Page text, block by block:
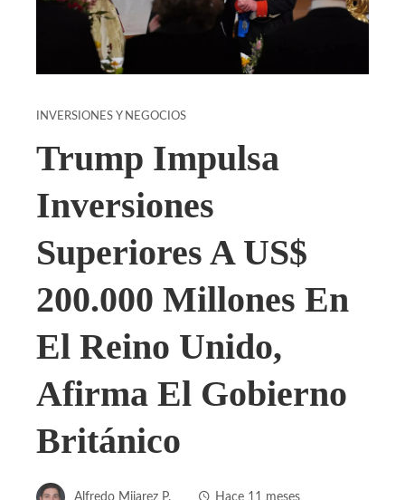
INVERSIONES Y NEGOCIOS
Trump Impulsa
Inversiones
Superiores A US$
200.000 Millones En
El Reino Unido,
Afirma El Gobierno
Británico
Alfredo Mijarez P. Hace 11 meses